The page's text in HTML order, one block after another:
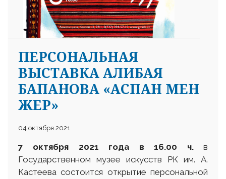
ПЕРСОНАЛЬНАЯ
ВЫСТАВКА АЛИБАЯ
БАПАНОВА «АСПАН МЕН
ЖЕР»
04 октября 2021
7 октября 2021 года в 16.00 ч.в
Государственном музее искусств РК им. А.
Кастеева состоится открытие персональной